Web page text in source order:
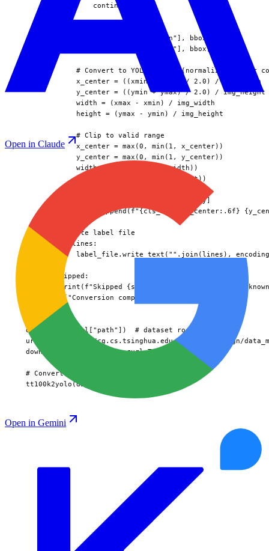
                  continue
              bbox = obj["bbox"]
              xmin, ymin = bbox["xmin"], bbox["ymin"]
              xmax, ymax = bbox["xmax"], bbox["ymax"]
# Convert to YOLO format (normalized center
              x_center = ((xmin + xmax) / 2.0) / img_width
              y_center = ((ymin + ymax) / 2.0) / img_height
              width = (xmax - xmin) / img_width
              height = (ymax - ymin) / img_height
              # Clip to valid range
              x_center = max(0, min(1, x_center))
              y_center = max(0, min(1, y_center))
              width = max(0, min(1, width))
              height = max(0, min(1, height))
              cls_idx = class_to_idx[category]
lines.append(f"{cls_idx} {x_center:.6f}
          # Write label file
          if lines:
label_file.write_text("".join(lines),
      if skipped:
print(f"Skipped {skipped} annotations with
      print("Conversion complete!")
  # Download
  dir = Path(yaml["path"])  # dataset root dir
urls = ["https://cg.cs.tsinghua.edu.cn/traffic-sign/
  download(urls, dir=dir, curl=True, threads=1)
  # Convert
  tt100k2yolo(dir)
Open in Claude
Open in Gemini